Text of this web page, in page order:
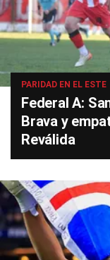
PARIDAD EN EL ESTE
Federal A:
Brava y
Reválida